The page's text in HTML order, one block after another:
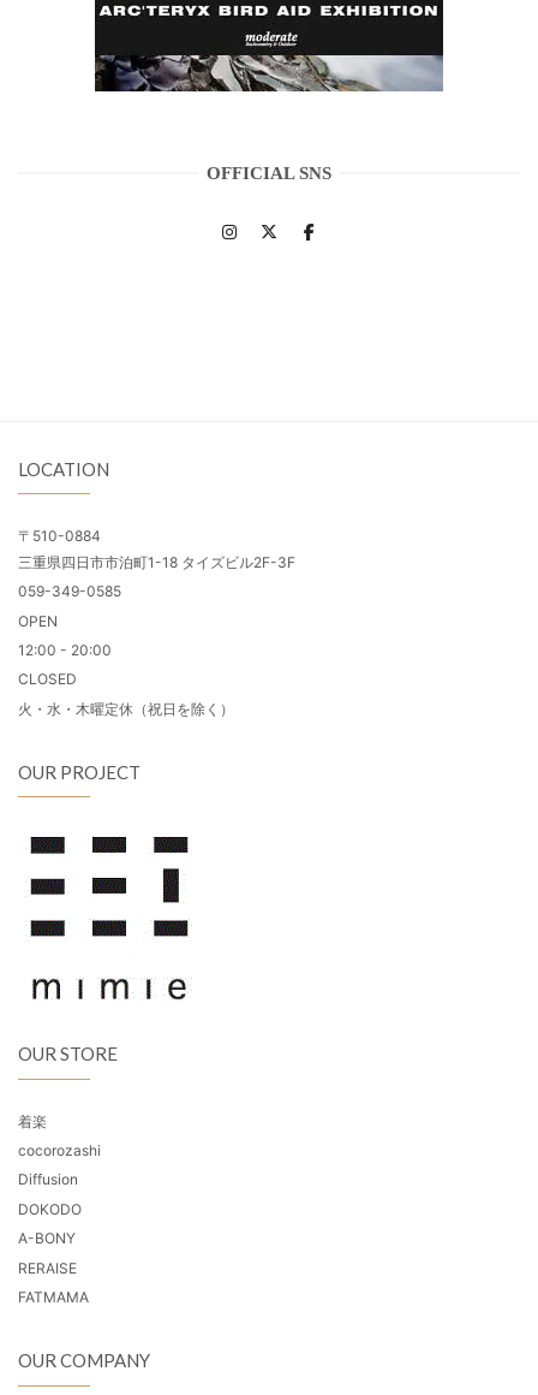
OFFICIAL SNS
LOCATION
〒510-0884
三重県四日市市泊町1-18 タイズビル2F-3F
059-349-0585
OPEN
12:00 - 20:00
CLOSED
火・水・木曜定休（祝日を除く）
OUR PROJECT
OUR STORE
着楽
cocorozashi
Diffusion
DOKODO
A-BONY
RERAISE
FATMAMA
OUR COMPANY